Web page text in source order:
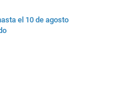
el 10 de agosto